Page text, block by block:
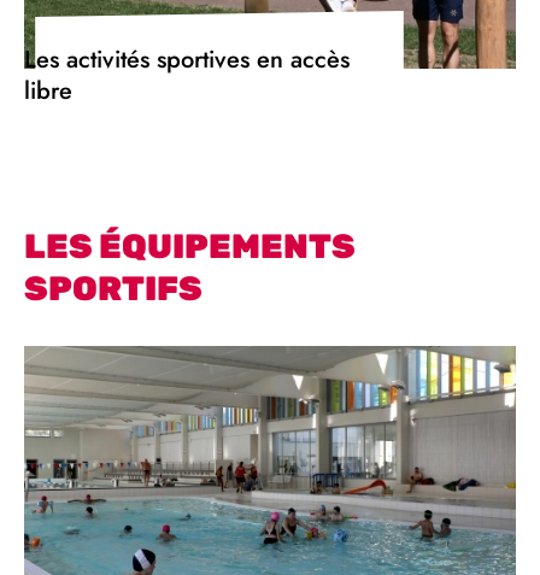
Les activités sportives en accès
libre
LES ÉQUIPEMENTS
SPORTIFS